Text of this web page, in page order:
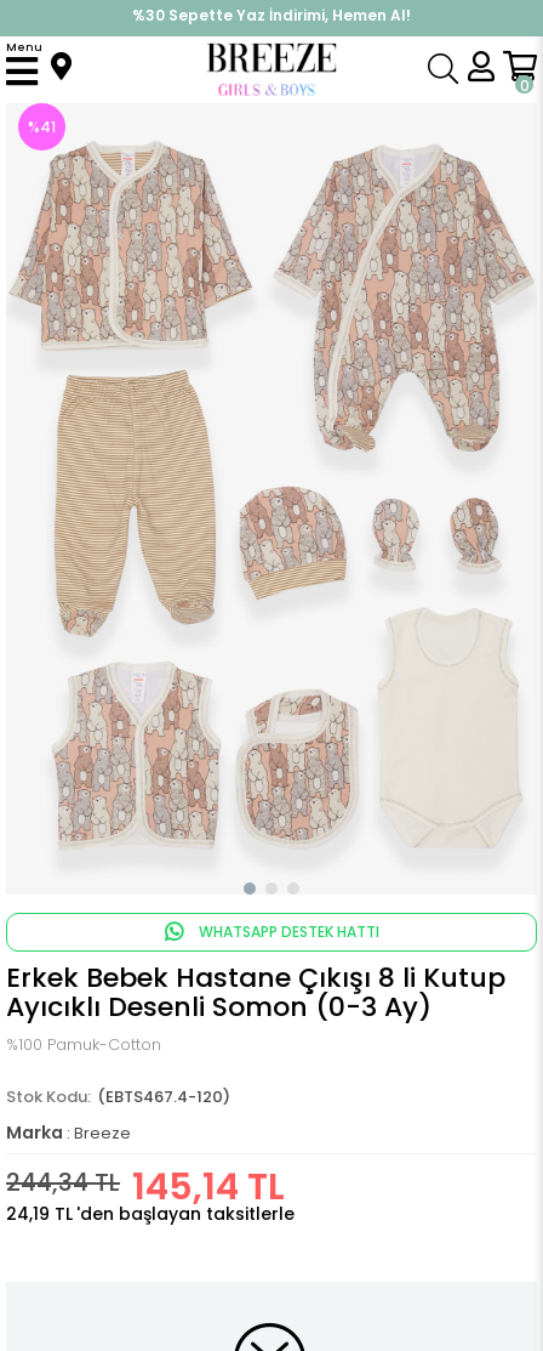
%30 Sepette Yaz İndirimi, Hemen Al!
İndirimlere ek %10 İndirimi Kap, Hemen Üye Ol!
0
Menu
Anasayfa Hastane Çıkışı
%41
İndirim
WHATSAPP DESTEK HATTI
Erkek Bebek Hastane Çıkışı 8 li Kutup
Ayıcıklı Desenli Somon (0-3 Ay)
%100 Pamuk-Cotton
(EBTS467.4-120)
Marka : Breeze
244,34 TL 145,14 TL
24,19 TL 'den başlayan taksitlerle